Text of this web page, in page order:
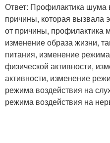
Ответ: Профилактика шума
причины, которая вызвала
от причины, профилактика
изменение образа жизни,
питания, изменение
физической активности,
активности, изменение
режима воздействия на
режима воздействия на